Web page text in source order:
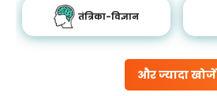
और ज्यादा खोजें
तंत्रिका-विज्ञान